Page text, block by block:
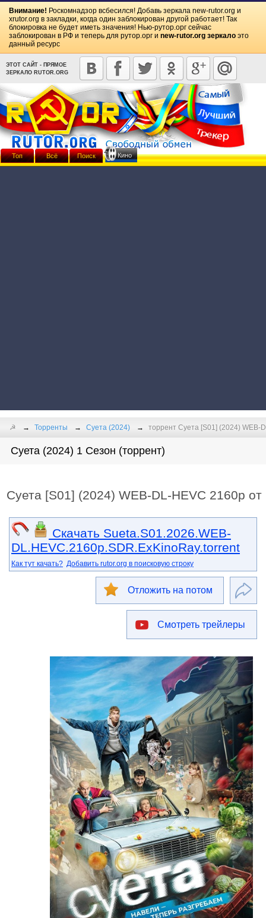
Внимание! Роскомнадзор всбесился! Добавь зеркала new-rutor.org и
xrutor.org в закладки, когда один заблокирован другой работает! Так
блокировка не будет иметь значения! Нью-рутор.орг сейчас
заблокирован в РФ и теперь для рутор.орг и new-rutor.org зеркало это
данный ресурс
ЭТОТ САЙТ - ПРЯМОЕ
ЗЕРКАЛО RUTOR.ORG
☭ Торренты Суета (2024) торрент Суета [S01] (2024) WEB-
Суета (2024) 1 Сезон (торрент)
Суета [S01] (2024) WEB-DL-HEVC 2160p
Скачать Sueta.S01.2026.WEB-
DL.HEVC.2160p.SDR.ExKinoRay.torrent
Как тут качать? Добавить rutor.org в поисковую строку
Отложить на потом
Смотреть трейлеры